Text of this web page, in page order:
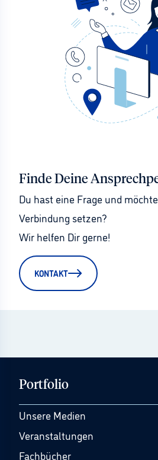
Finde Deine
Du hast eine Frage und
Verbindung setzen?
Wir helfen Dir gerne!
KONTAKT
Portfolio
Unsere Medien
Veranstaltungen
Fachbücher